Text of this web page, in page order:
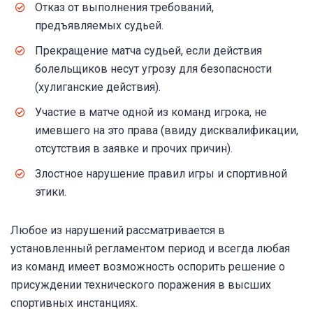
Отказ от выполнения требований,
предъявляемых судьей.
Прекращение матча судьей, если действия
болельщиков несут угрозу для безопасности
(хулиганские действия).
Участие в матче одной из команд игрока, не
имевшего на это права (ввиду дисквалификации,
отсутствия в заявке и прочих причин).
Злостное нарушение правил игры и спортивной
этики.
Любое из нарушений рассматривается в
установленный регламентом период и всегда любая
из команд имеет возможность оспорить решение о
присуждении технического поражения в высших
спортивных инстанциях.